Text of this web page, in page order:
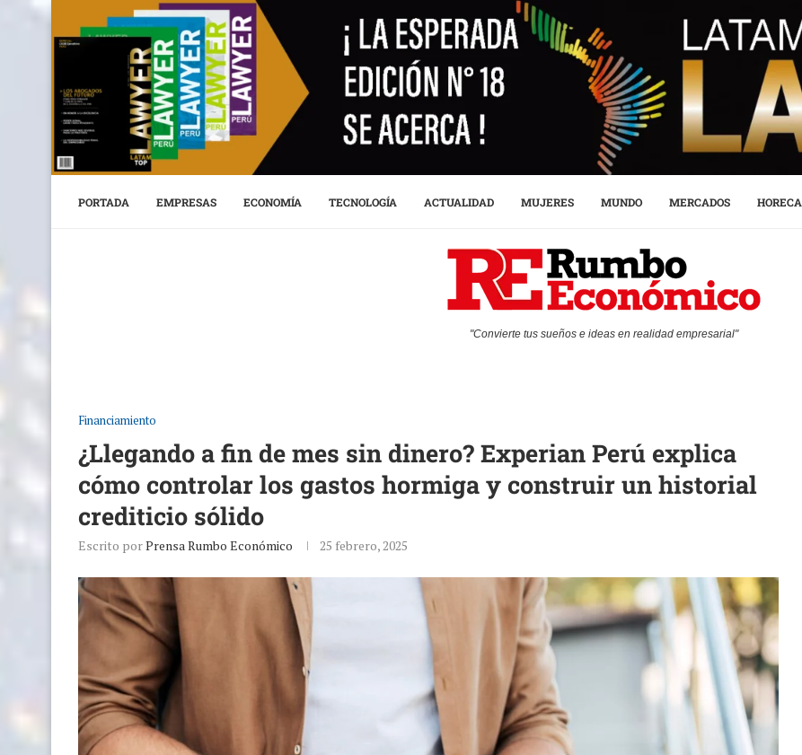
PORTADA EMPRESAS ECONOMÍA TECNOLOGÍA ACTUALIDAD MUJERES MUNDO MERCADOS HORECA
"Convierte tus sueños e ideas en realidad empresarial"
Financiamiento
¿Llegando a fin de mes sin dinero? Experian Perú explica
cómo controlar los gastos hormiga y construir un historial
crediticio sólido
Escrito porPrensa Rumbo Económico 25 febrero, 2025